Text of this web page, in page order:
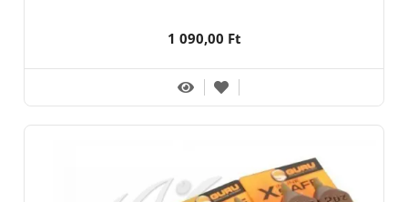
1 090,00 Ft